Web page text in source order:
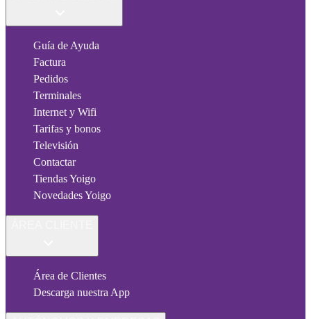
Guía de Ayuda
Factura
Pedidos
Terminales
Internet y Wifi
Tarifas y bonos
Televisión
Contactar
Tiendas Yoigo
Novedades Yoigo
Área de Clientes
Descarga nuestra App